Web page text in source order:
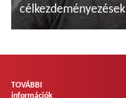
célkezdeményezések
TOVÁBBI
információk